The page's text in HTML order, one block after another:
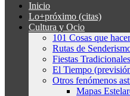
Inicio
Lo+próximo (citas)
Cultura y Ocio
101 Cosas que
Rutas de
Fiestas
El Tiempo
Otros fenómenos
Mapas